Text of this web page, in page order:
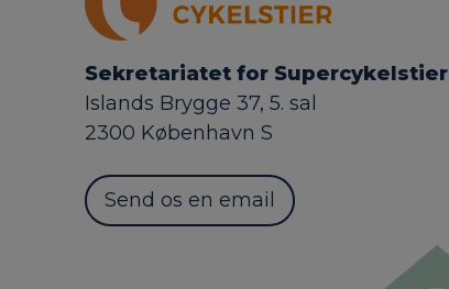
Sekretariatet for Supercykelstier
Islands Brygge 37, 5. sal
2300 København S
Send os en email